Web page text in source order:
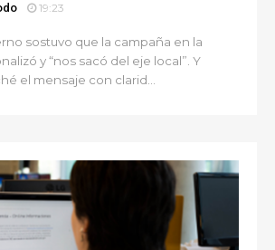
19:23
sostuvo que la campaña en la
y “nos sacó del eje local”. Y
el mensaje con clarid...